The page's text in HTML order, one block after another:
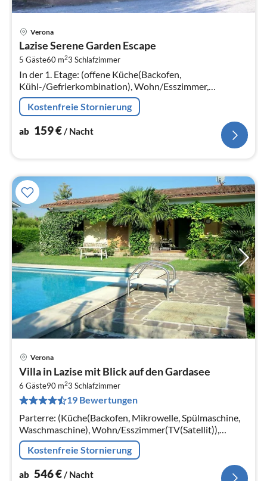
Verona
Lazise Serene Garden Escape
5 Gäste60 m23 Schlafzimmer
In der 1. Etage: (offene Küche(Backofen,
Kühl-/Gefrierkombination), Wohn/Esszimmer,
Schlafzimmer(Doppelbett), Schlafzimmer(Doppelbett
oder 2 Einzelbetten)
Kostenfreie Stornierung
ab 159€/ Nacht
Verona
Villa in Lazise mit Blick auf den Gardasee
6 Gäste90 m23 Schlafzimmer
19 Bewertungen
Parterre: (Küche(Backofen, Mikrowelle, Spülmaschine,
Waschmaschine), Wohn/Esszimmer(TV(Satellit)),
Schlafzimmer(Doppelbett), Schlafzimmer(Etagenbett)
Kostenfreie Stornierung
ab 546€/ Nacht